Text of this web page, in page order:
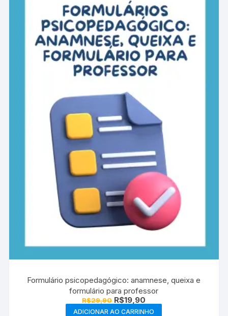
Formulário psicopedagógico: anamnese, queixa e
formulário para professor
R$29,90 O
preço
R$19,90
preço
ADICIONAR AO CARRINHO